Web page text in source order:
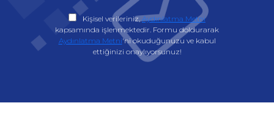
Kişisel verileriniz, Aydınlatma Metni
kapsamında işlenmektedir. Formu doldurarak
Aydınlatma Metni'ni okuduğunuzu ve kabul
ettiğinizi onaylıyorsunuz!